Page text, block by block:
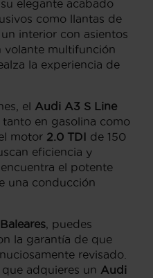
elegante acabado
como llantas de
interior con asientos
volante multifunción
la experiencia de
el Audi A3 S Line
en gasolina como
motor 2.0 TDI de 150
eficiencia y
el potente
una conducción
, puedes
la garantía de que
revisado.
adquieres un Audi